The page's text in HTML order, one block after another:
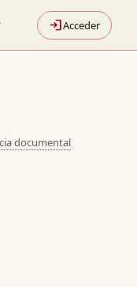
loginAcceder
documental